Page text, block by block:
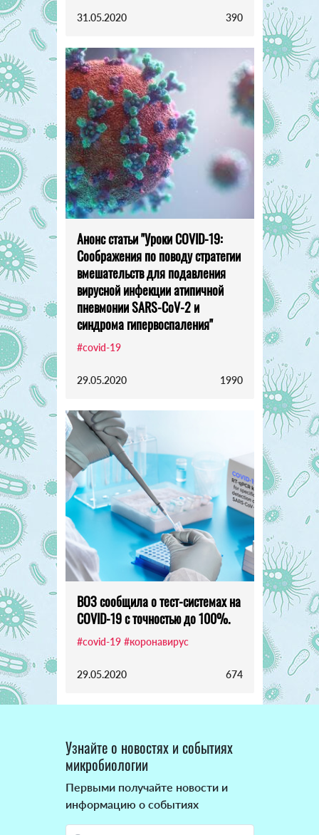
31.05.2020 390
Анонс статьи "Уроки COVID-19:
Соображения по поводу стратегии
вмешательств для подавления
вирусной инфекции атипичной
пневмонии SARS-CoV-2 и
синдрома гипервоспаления"
#covid-19
29.05.2020 1990
ВОЗ сообщила о тест-системах на
COVID-19 с точностью до 100%.
#covid-19 #коронавирус
29.05.2020 674
Узнайте о новостях и событиях
микробиологии
Первыми получайте новости и
информацию о событиях